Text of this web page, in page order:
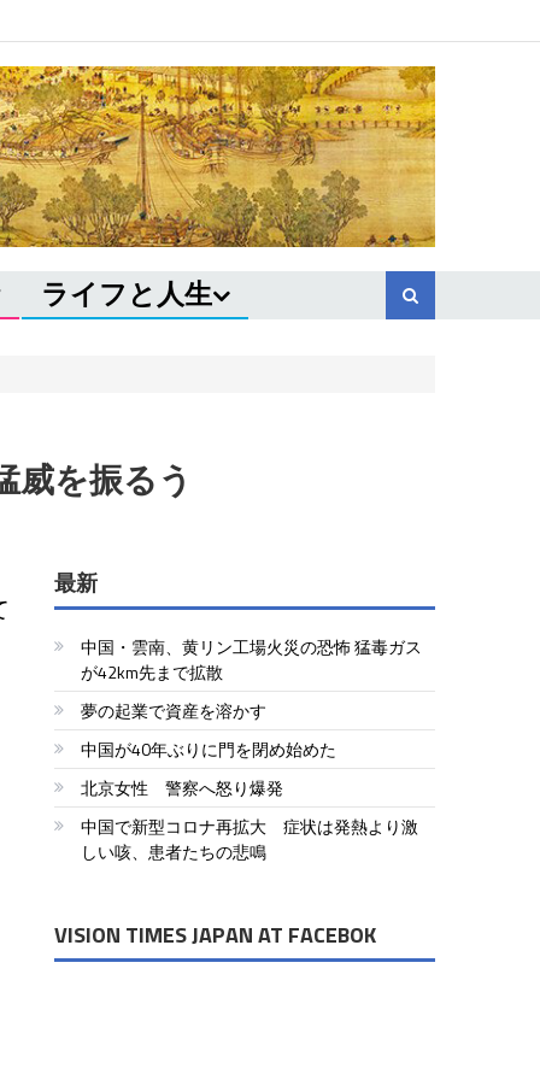
ライフと人生
を振るう
最新
中国・雲南、黄リン工場火災の恐怖 猛毒ガス
が42km先まで拡散
夢の起業で資産を溶かす
中国が40年ぶりに門を閉め始めた
北京女性 警察へ怒り爆発
中国で新型コロナ再拡大 症状は発熱より激
しい咳、患者たちの悲鳴
VISION TIMES JAPAN AT FACEBOK